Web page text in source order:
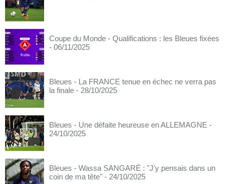
Coupe du Monde - Qualifications : les Bleues fixées
- 06/11/2025
Bleues - La FRANCE tenue en échec ne verra pas
la finale - 28/10/2025
Bleues - Une défaite heureuse en ALLEMAGNE -
24/10/2025
Bleues - Wassa SANGARÉ : "J'y pensais dans un
coin de ma tête" - 24/10/2025